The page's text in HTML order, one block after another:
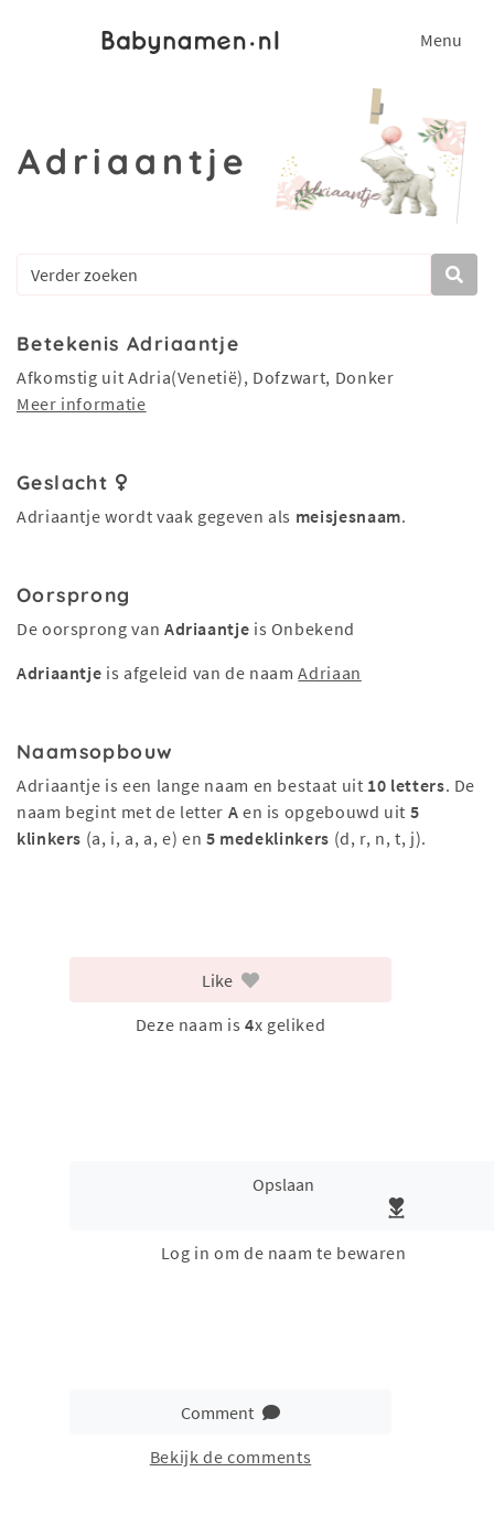
Menu
Adriaantje
Betekenis Adriaantje
Afkomstig uit Adria(Venetië), Dofzwart, Donker
Meer informatie
Geslacht
Adriaantje wordt vaak gegeven als meisjesnaam.
Oorsprong
De oorsprong van Adriaantje is Onbekend
Adriaantje is afgeleid van de naamAdriaan
Naamsopbouw
Adriaantje is een lange naam en bestaat uit 10 letters. De
naam begint met de letter A en is opgebouwd uit 5
klinkers (a, i, a, a, e) en 5 medeklinkers (d, r, n, t, j).
Like
Deze naam is 4x geliked
Opslaan
Log in om de naam te bewaren
Comment
Bekijk de comments